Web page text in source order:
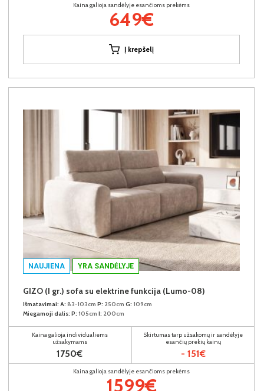
Kaina galioja sandėlyje esančioms prekėms
649€
Į krepšelį
NAUJIENA YRA SANDĖLYJE
GIZO (I gr.) sofa su elektrine funkcija (Lumo-08)
Išmatavimai: A: 83-103cm P: 250cm G: 109cm
Miegamoji dalis: P: 105cm I: 200cm
Kaina galioja individualiems
užsakymams
1750€
Skirtumas tarp užsakomų ir sandėlyje
esančių prekių kainų
- 151€
Kaina galioja sandėlyje esančioms prekėms
1599€